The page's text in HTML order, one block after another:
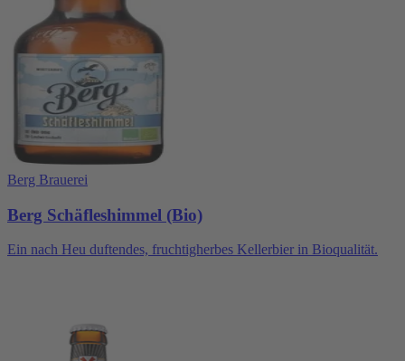
Berg Brauerei
Berg Schäfleshimmel (Bio)
Ein nach Heu duftendes, fruchtigherbes Kellerbier in Bioqualität.